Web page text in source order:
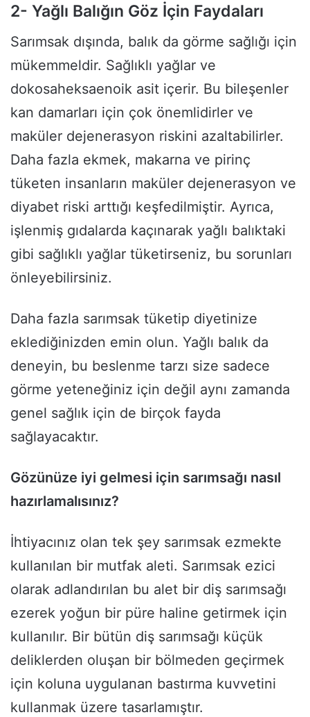
2- Yağlı Balığın Göz İçin Faydaları
Sarımsak dışında, balık da görme sağlığı için
mükemmeldir. Sağlıklı yağlar ve
dokosaheksaenoik asit içerir. Bu bileşenler
kan damarları için çok önemlidirler ve
maküler dejenerasyon riskini azaltabilirler.
Daha fazla ekmek, makarna ve pirinç
tüketen insanların maküler dejenerasyon ve
diyabet riski arttığı keşfedilmiştir. Ayrıca,
işlenmiş gıdalarda kaçınarak yağlı balıktaki
gibi sağlıklı yağlar tüketirseniz, bu sorunları
önleyebilirsiniz.
Daha fazla sarımsak tüketip diyetinize
eklediğinizden emin olun. Yağlı balık da
deneyin, bu beslenme tarzı size sadece
görme yeteneğiniz için değil aynı zamanda
genel sağlık için de birçok fayda
sağlayacaktır.
Gözünüze iyi gelmesi için sarımsağı nasıl
hazırlamalısınız?
İhtiyacınız olan tek şey sarımsak ezmekte
kullanılan bir mutfak aleti. Sarımsak ezici
olarak adlandırılan bu alet bir diş sarımsağı
ezerek yoğun bir püre haline getirmek için
kullanılır. Bir bütün diş sarımsağı küçük
deliklerden oluşan bir bölmeden geçirmek
için koluna uygulanan bastırma kuvvetini
kullanmak üzere tasarlamıştır.